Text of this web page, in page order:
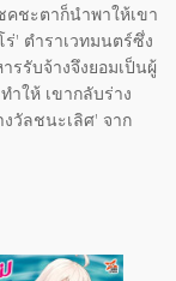
คชะตาก็นำพาให้เขา
' ตำราเวทมนตร์ซึ่ง
รรับจ้างจึงยอมเป็นผู้
ให้ เขากลับร่าง
วัลชนะเลิศ' จาก